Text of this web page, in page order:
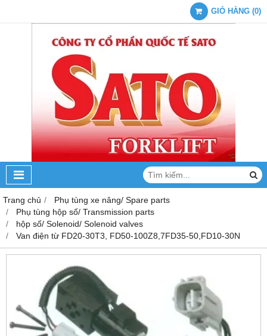
GIỎ HÀNG (0)
Trang chủ
Phụ tùng xe nâng/ Spare parts
Phụ tùng hộp số/ Transmission parts
hộp số/ Solenoid/ Solenoid valves
Van điện từ FD20-30T3, FD50-100Z8,7FD35-50,FD10-30N